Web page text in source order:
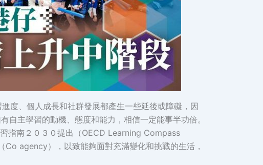
度、個人成長和社群發展都產生一些延後或障礙，因
主學習的動機、態度和能力，相信一定能事半功倍。
指南２０３０提出（OECD Learning Compass
agency），以致能夠面對充滿變化和挑戰的生活，